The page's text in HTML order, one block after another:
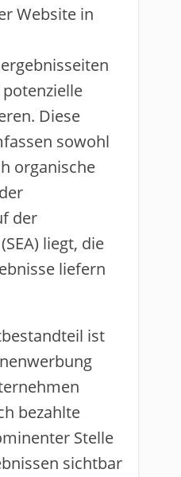
Website in
Diese
sowohl
organische
der
liegt, die
liefern
ist
bezahlte
Stelle
sichtbar